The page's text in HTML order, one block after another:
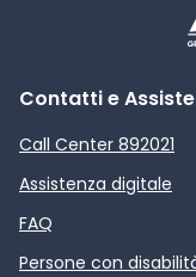
Contatti e
Call Center 892021
Assistenza digitale
FAQ
Persone con